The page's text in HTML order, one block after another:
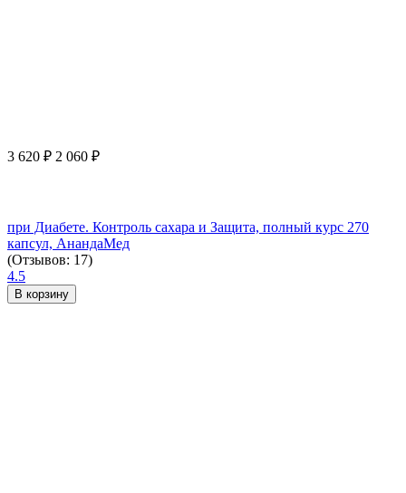
3 620 ₽ 2 060 ₽
при Диабете. Контроль сахара и Защита, полный курс 270
капсул, АнандаМед
(Отзывов: 17)
4.5
В корзину